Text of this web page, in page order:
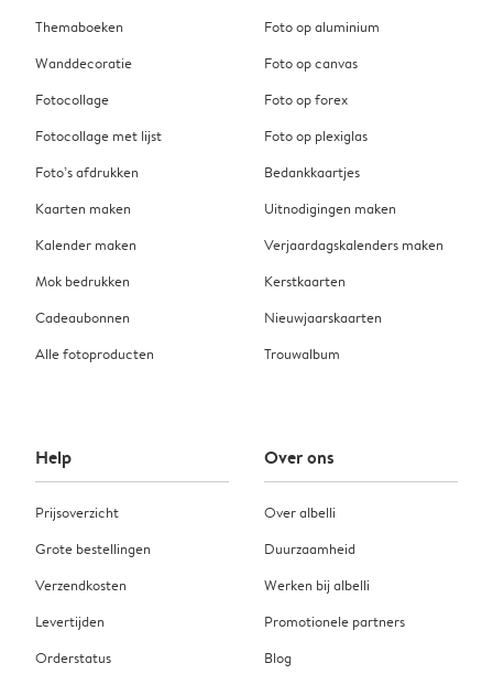
Themaboeken
Wanddecoratie
Fotocollage
Fotocollage met lijst
Foto’s afdrukken
Kaarten maken
Kalender maken
Mok bedrukken
Cadeaubonnen
Alle fotoproducten
Foto op aluminium
Foto op canvas
Foto op forex
Foto op plexiglas
Bedankkaartjes
Uitnodigingen maken
Verjaardagskalenders maken
Kerstkaarten
Nieuwjaarskaarten
Trouwalbum
Help
Prijsoverzicht
Grote bestellingen
Verzendkosten
Levertijden
Orderstatus
Over ons
Over albelli
Duurzaamheid
Werken bij albelli
Promotionele partners
Blog